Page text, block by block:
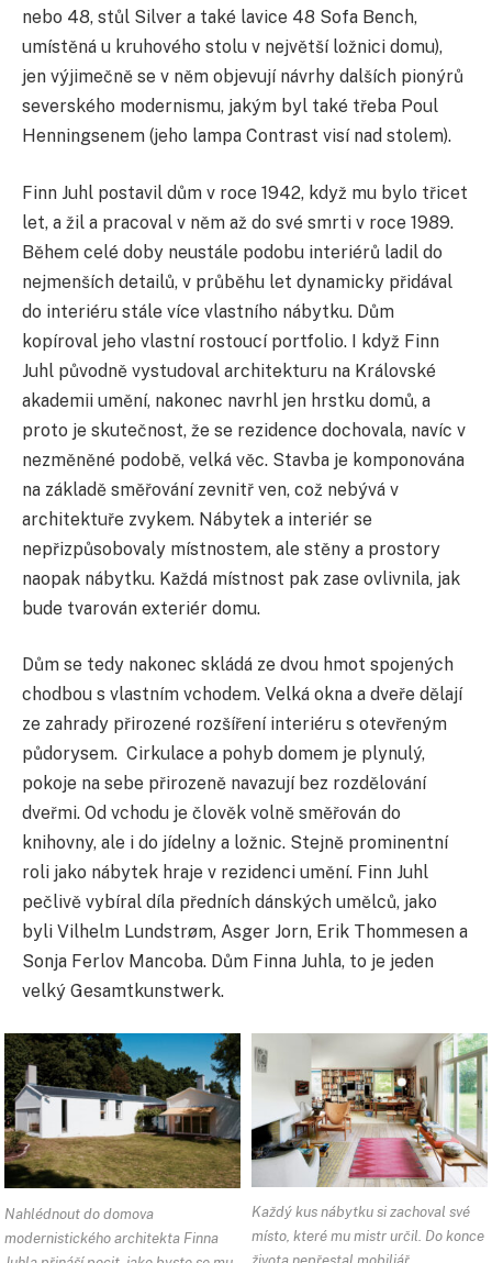
nebo 48, stůl Silver a také lavice 48 Sofa Bench,
umístěná u kruhového stolu v největší ložnici domu),
jen výjimečně se v něm objevují návrhy dalších pionýrů
severského modernismu, jakým byl také třeba Poul
Henningsenem (jeho lampa Contrast visí nad stolem).
Finn Juhl postavil dům v roce 1942, když mu bylo třicet
let, a žil a pracoval v něm až do své smrti v roce 1989.
Během celé doby neustále podobu interiérů ladil do
nejmenších detailů, v průběhu let dynamicky přidával
do interiéru stále více vlastního nábytku. Dům
kopíroval jeho vlastní rostoucí portfolio. I když Finn
Juhl původně vystudoval architekturu na Královské
akademii umění, nakonec navrhl jen hrstku domů, a
proto je skutečnost, že se rezidence dochovala, navíc v
nezměněné podobě, velká věc. Stavba je komponována
na základě směřování zevnitř ven, což nebývá v
architektuře zvykem. Nábytek a interiér se
nepřizpůsobovaly místnostem, ale stěny a prostory
naopak nábytku. Každá místnost pak zase ovlivnila, jak
bude tvarován exteriér domu.
Dům se tedy nakonec skládá ze dvou hmot spojených
chodbou s vlastním vchodem. Velká okna a dveře dělají
ze zahrady přirozené rozšíření interiéru s otevřeným
půdorysem. Cirkulace a pohyb domem je plynulý,
pokoje na sebe přirozeně navazují bez rozdělování
dveřmi. Od vchodu je člověk volně směřován do
knihovny, ale i do jídelny a ložnic. Stejně prominentní
roli jako nábytek hraje v rezidenci umění. Finn Juhl
pečlivě vybíral díla předních dánských umělců, jako
byli Vilhelm Lundstrøm, Asger Jorn, Erik Thommesen a
Sonja Ferlov Mancoba. Dům Finna Juhla, to je jeden
velký Gesamtkunstwerk.
Nahlédnout do domova
modernistického architekta Finna
Každý kus nábytku si zachoval své
místo, které mu mistr určil. Do konce